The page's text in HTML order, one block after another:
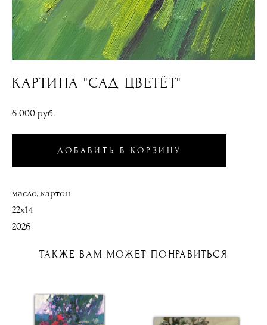
КАРТИНА "САД ЦВЕТЁТ"
6 000 pуб.
ДОБАВИТЬ В КОРЗИНУ
масло, картон
22х14
2026
ТАКЖЕ ВАМ МОЖЕТ ПОНРАВИТЬСЯ